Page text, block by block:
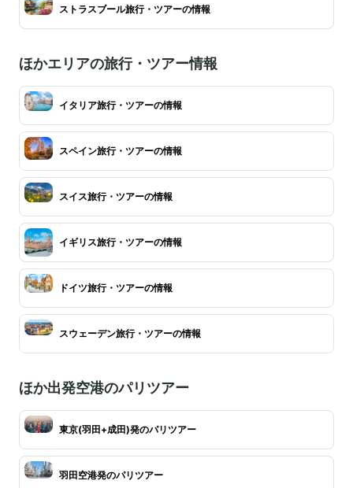
ストラスブール旅行・ツアーの情報
ほかエリアの旅行・ツアー情報
イタリア旅行・ツアーの情報
スペイン旅行・ツアーの情報
スイス旅行・ツアーの情報
イギリス旅行・ツアーの情報
ドイツ旅行・ツアーの情報
スウェーデン旅行・ツアーの情報
ほか出発空港のパリツアー
東京(羽田+成田)発のパリツアー
羽田空港発のパリツアー